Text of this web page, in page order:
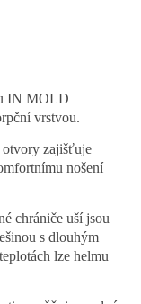
IN MOLD
vrstvou.
zajišťuje
nošení
chrániče uší jsou
s dlouhým
lze helmu